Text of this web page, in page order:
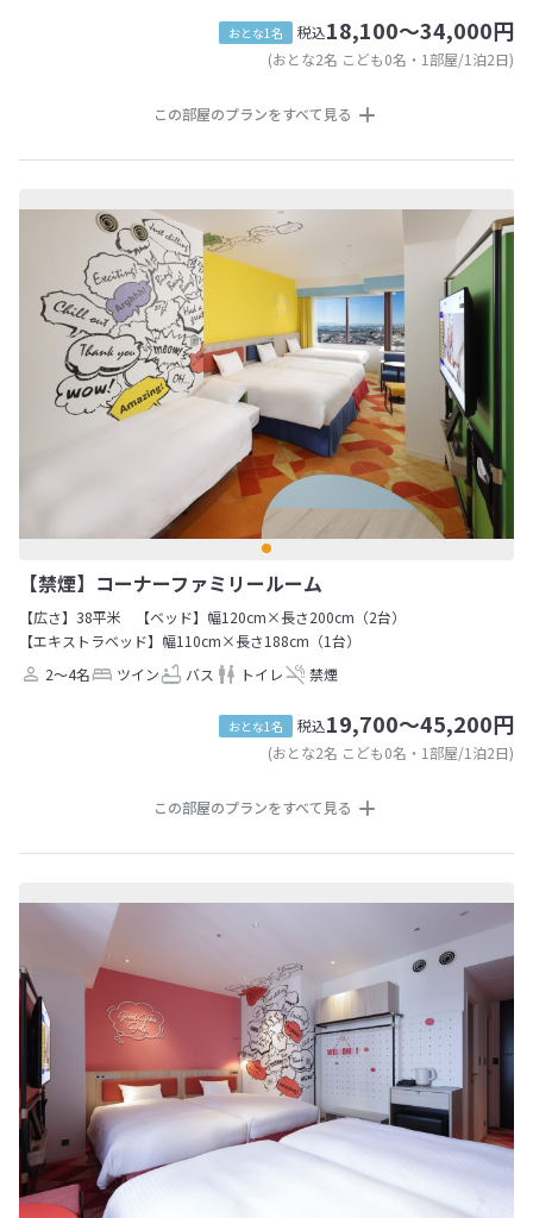
おとな1名 税込18,100～34,000円
(おとな2名 こども0名・1部屋/1泊2日)
この部屋のプランをすべて見る
【禁煙】コーナーファミリールーム
【広さ】38平米
【ベッド】幅120cm×長さ200cm（2台）
【エキストラベッド】幅110cm×長さ188cm（1台）
2～4名
ツイン バス トイレ 禁煙
おとな1名 税込19,700～45,200円
(おとな2名 こども0名・1部屋/1泊2日)
この部屋のプランをすべて見る